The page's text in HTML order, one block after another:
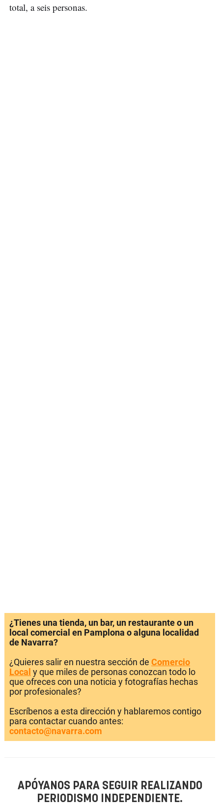
total, a seis personas.
¿Tienes una tienda, un bar, un restaurante o un
local comercial en Pamplona o alguna localidad
de Navarra?
¿Quieres salir en nuestra sección de Comercio
Local y que miles de personas conozcan todo lo
que ofreces con una noticia y fotografías hechas
por profesionales?
Escríbenos a esta dirección y hablaremos contigo
para contactar cuando antes:
contacto@navarra.com
APÓYANOS PARA SEGUIR REALIZANDO
PERIODISMO INDEPENDIENTE.